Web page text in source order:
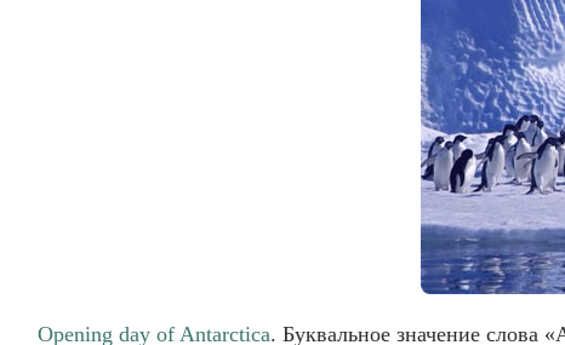
Opening day of Antarctica. Буквальное значение слова